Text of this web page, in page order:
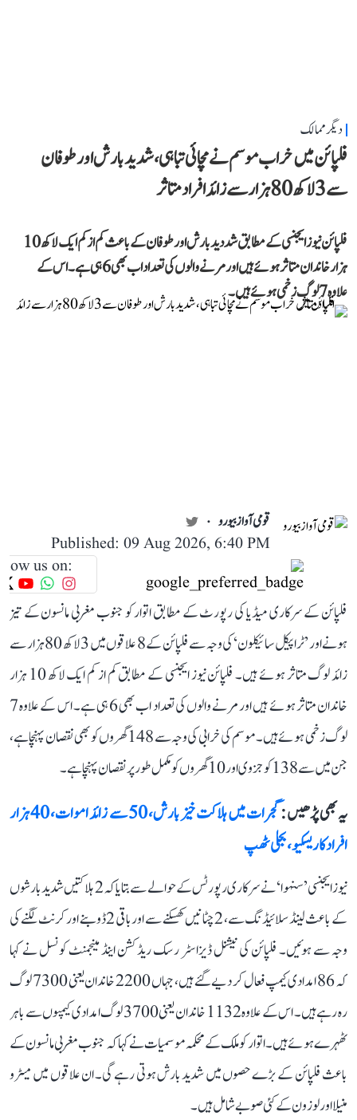
دیگر ممالک
فلپائن میں خراب موسم نے مچائی تباہی، شدید بارش اور طوفان
سے 3 لاکھ 80 ہزار سے زائد افراد متاثر
فلپائن نیوز ایجنسی کے مطابق شددید بارش اور طوفان کے باعث کم از کم ایک لاکھ 10
ہزار خاندان متاثر ہوئے ہیں اور مرنے والوں کی تعداد اب بھی 6 ہی ہے۔ اس کے
علاوہ 7 لوگ زخمی ہوئے ہیں۔
قومی آواز بیورو
Published: 09 Aug 2026, 6:40 PM
us on:
فلپائن کے سرکاری میڈیا کی رپورٹ کے مطابق اتوار کو جنوب مغربی مانسون کے تیز
ہونے اور ’ٹراپیکل سائیکلون‘ کی وجہ سے فلپائن کے 8 علاقوں میں 3 لاکھ 80 ہزار سے
زائد لوگ متاثر ہوئے ہیں۔ فلپائن نیوز ایجنسی کے مطابق کم از کم ایک لاکھ 10 ہزار
خاندان متاثر ہوئے ہیں اور مرنے والوں کی تعداد اب بھی 6 ہی ہے۔ اس کے علاوہ 7
لوگ زخمی ہوئے ہیں۔ موسم کی خرابی کی وجہ سے 148 گھروں کو بھی نقصان پہنچا ہے،
جن میں سے 138 کو جزوی اور 10 گھروں کو مکمل طور پر نقصان پہنچا ہے۔
یہ بھی پڑھیں :
گجرات میں ہلاکت خیز بارش، 50 سے زائد اموات، 40 ہزار
افراد کا ریسکیو، بجلی ٹھپ
نیوز ایجنسی ’سنہوا‘ نے سرکاری رپورٹس کے حوالے سے بتایا کہ 2 ہلاکتیں شدید بارشوں
کے باعث لینڈ سلائیڈنگ سے، 2 چٹانیں کھسکنے سے اور باقی 2 ڈوبنے اور کرنٹ لگنے کی
وجہ سے ہوئیں۔ فلپائن کی نیشنل ڈیزاسٹر رسک ریڈکشن اینڈ مینجمنٹ کونسل نے کہا
کہ 86 امدادی کیمپ فعال کر دیے گئے ہیں، جہاں 2200 خاندان یعنی 7300 لوگ
رہ رہے ہیں۔ اس کے علاوہ 1132 خاندان یعنی 3700 لوگ امدادی کیمپوں سے باہر
ٹھہرے ہوئے ہیں۔ اتوار کو ملک کے محکمہ موسمیات نے کہا کہ جنوب مغربی مانسون کے
باعث فلپائن کے بڑے حصوں میں شدید بارش ہوتی رہے گی۔ ان علاقوں میں میٹرو
منیلا اور لوزون کے کئی صوبے شامل ہیں۔